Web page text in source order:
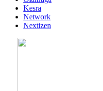
Kesra
Network
Nextizen